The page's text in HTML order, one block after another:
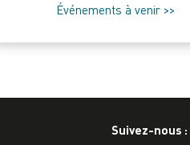
Événements à venir >>
Suivez-nous :